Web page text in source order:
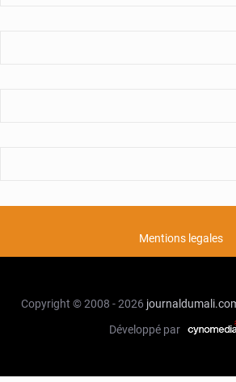
Mentions legales
Copyright © 2008 - 2026
Développé par